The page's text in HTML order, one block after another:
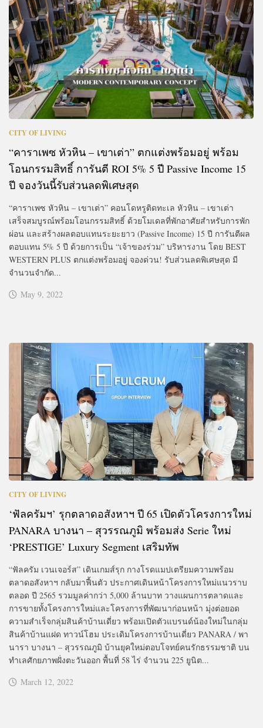
CITY OF LIVING
“คาราเพซ หัวหิน – เขาเต่า” ตกแต่งพร้อมอยู่ พร้อม
โอนกรรมสิทธิ์ การันตี ROI 5% 5 ปี Passive Income 15
ปี จองวันนี้รับส่วนลดพิเศษสุด
“คาราเพซ หัวหิน – เขาเต่า” คอนโดหรูติดทะเล หัวหิน – เขาเต่า
เสร็จสมบูรณ์พร้อมโอนกรรมสิทธิ์ ด้วยโมเดลที่พักอาศัยสำหรับการพัก
ผ่อน และสร้างผลตอบแทนระยะยาว (Passive Income) 15 ปี การันตีผล
ตอบแทน 5% 5 ปี ด้วยการเป็น “เจ้าของร่วม” บริหารงาน โดย BEST
WESTERN PLUS ตกแต่งพร้อมอยู่ จองด่วน! รับส่วนลดพิเศษสุด มี
จำนวนจำกัด...
May 9, 2022
CITY OF LIVING
‘ฟัลครัมฯ’ รุกตลาดอสังหาฯ ปี 65 เปิดตัวโครงการใหม่
PANARA บางนา – สุวรรณภูมิ พร้อมส่ง Serie ใหม่
‘PRESTIGE’ Luxury Segment เสริมทัพ
“ฟัลครัม เวนเจอร์ส” เดินเกมส์รุก กางโรดแมปเตรียมความพร้อม
ตลาดอสังหาฯ กลับมาฟื้นตัว ประกาศเดินหน้าโครงการใหม่แนวราบ
ตลอด ปี 2565 รวมมูลค่ากว่า 5,000 ล้านบาท วางแผนการตลาดและ
การขายทั้งโครงการใหม่และโครงการที่พัฒนาก่อนหน้า มุ่งต่อยอด
ความสำเร็จกลุ่มสินค้าบ้านเดี่ยว พร้อมเปิดตัวแบรนด์น้องใหม่ในกลุ่ม
สินค้าบ้านแฝด ทาวน์โฮม ประเดิมโครงการบ้านเดี่ยว PANARA / พา
นารา บางนา – สุวรรณภูมิ บ้านยุคใหม่ตอบโจทย์คนรักธรรมชาติ บน
ทำเลศักยภาพฝั่งตะวันออก พื้นที่ 58 ไร่ จำนวน 225 ยูนิต...
March 12, 2022